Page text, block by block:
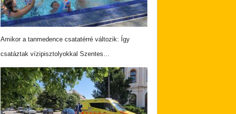
Amikor a tanmedence csatatérré változik: Így
csatáztak vízipisztolyokkal Szentes…